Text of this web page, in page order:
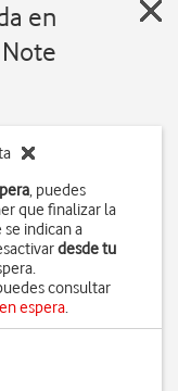
en
, puedes
que finalizar la
indican a
desde tu
consultar
espera.